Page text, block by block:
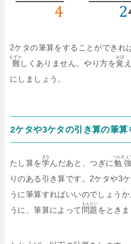
2ケタの筆算をすることができれ
難
むずか
しくありません。やり方を覚
おぼ
にしましょう。
2ケタや3ケタの引き算の筆算
たし算を学
まな
んだあと、つぎに勉強
べんきょ
りのある引き算です。2ケタや3
うに筆算すればいいのでしょう
うに、筆算によって 問題
もんだい
をときま